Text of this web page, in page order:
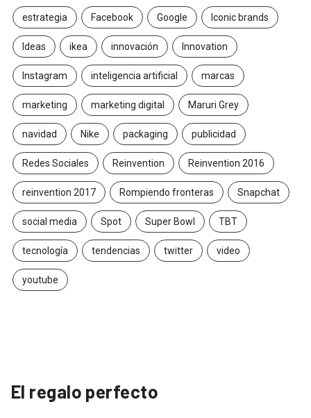
estrategia Facebook Google Iconic brands
Ideas ikea innovación Innovation
Instagram inteligencia artificial marcas
marketing marketing digital Maruri Grey
navidad Nike packaging publicidad
Redes Sociales Reinvention Reinvention 2016
reinvention 2017 Rompiendo fronteras Snapchat
social media Spot Super Bowl TBT
tecnología tendencias twitter video
youtube
El regalo perfecto